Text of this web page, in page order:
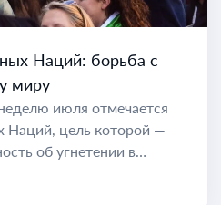
Наций: борьба с
миру
июля отмечается
цель которой —
об угнетении в
по всему миру. Во
нацией"